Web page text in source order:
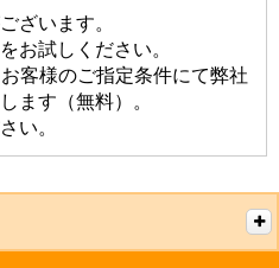
ざいます。
お試しください。
客様のご指定条件にて弊社
ます（無料）。
い。